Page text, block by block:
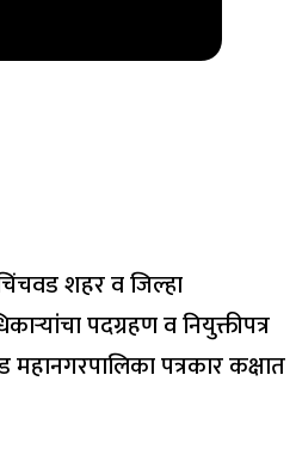
शहर व जिल्हा
पदग्रहण व नियुक्तीपत्र
महानगरपालिका पत्रकार कक्षात